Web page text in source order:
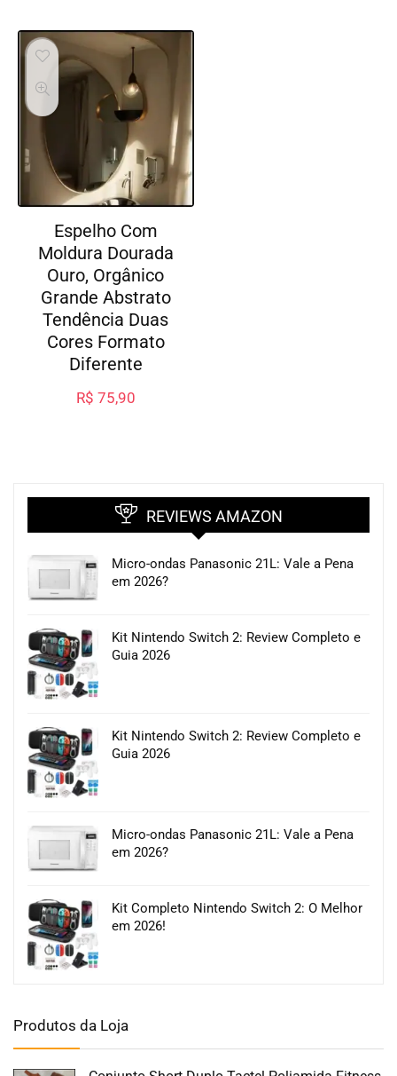
Espelho Com
Moldura Dourada
Ouro, Orgânico
Grande Abstrato
Tendência Duas
Cores Formato
Diferente
R$ 75,90
REVIEWS AMAZON
Micro-ondas Panasonic 21L: Vale a Pena
em 2026?
Kit Nintendo Switch 2: Review Completo e
Guia 2026
Kit Nintendo Switch 2: Review Completo e
Guia 2026
Micro-ondas Panasonic 21L: Vale a Pena
em 2026?
Kit Completo Nintendo Switch 2: O Melhor
em 2026!
Produtos da Loja